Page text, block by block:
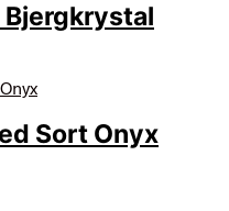
Bjergkrystal
Sort Onyx